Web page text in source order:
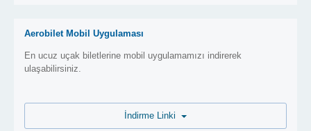
Aerobilet Mobil Uygulaması
En ucuz uçak biletlerine mobil uygulamamızı indirerek
ulaşabilirsiniz.